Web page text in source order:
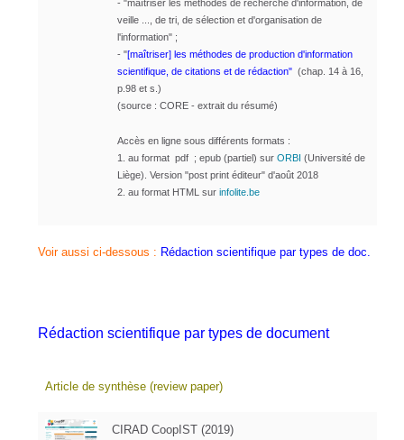
- "maîtriser les méthodes de recherche d'information, de
veille ..., de tri, de sélection et d'organisation de
l'information" ;
- "[maîtriser] les méthodes de production d'information
scientifique, de citations et de rédaction" (chap. 14 à 16,
p.98 et s.)
(source : CORE - extrait du résumé)
Accès en ligne sous différents formats :
1. au format pdf ; epub (partiel) sur ORBI (Université de
Liège). Version "post print éditeur" d'août 2018
2. au format HTML sur infolite.be
Voir aussi ci-dessous : Rédaction scientifique par types de doc.
Rédaction scientifique par types de document
Article de synthèse (review paper)
CIRAD CoopIST (2019)